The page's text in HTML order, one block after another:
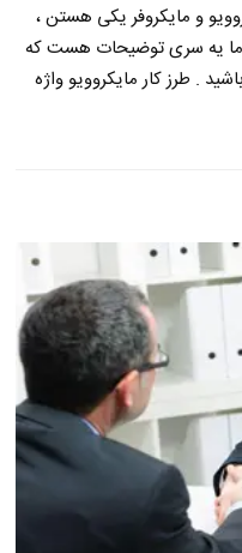
و مایکروفر یکی هستن ،
اما یه سری توضیحات هست که
. طرز کار مایکروویو واژه